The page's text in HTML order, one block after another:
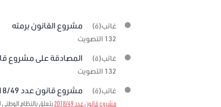
غائب(ة) مشروع القانون برمته
132 التصويت
غائب(ة) المصادقة على مشروع قانون عدد
132 التصويت
غائب(ة) مشروع قانون عدد 2018/49 برمته
مشروع قانون عدد 2018/49
يتعلق بالنظام